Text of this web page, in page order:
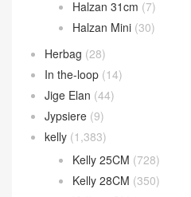
Constance 24CM
Constance 26CM
Constance Wallet
Evelyne(27)
Garden Party(32)
Geta bag(44)
Halzan (46)
Halzan 25cm(9)
Halzan 31cm(7)